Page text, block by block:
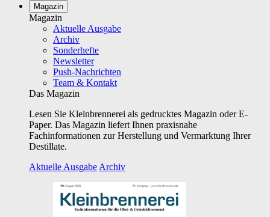
Magazin
Magazin
Aktuelle Ausgabe
Archiv
Sonderhefte
Newsletter
Push-Nachrichten
Team & Kontakt
Das Magazin
Lesen Sie Kleinbrennerei als gedrucktes Magazin oder E-
Paper. Das Magazin liefert Ihnen praxisnahe
Fachinformationen zur Herstellung und Vermarktung Ihrer
Destillate.
Aktuelle Ausgabe Archiv